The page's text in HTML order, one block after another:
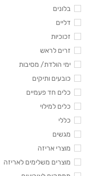
בלונים
דליים
זכוכיות
זרים לראש
ימי הולדת/ מסיבות
כובעים ותיקים
כלים חד פעמיים
כלים למילוי
כללי
מגשים
מוצרי אריזה
מוצרים משלימים לאריזה